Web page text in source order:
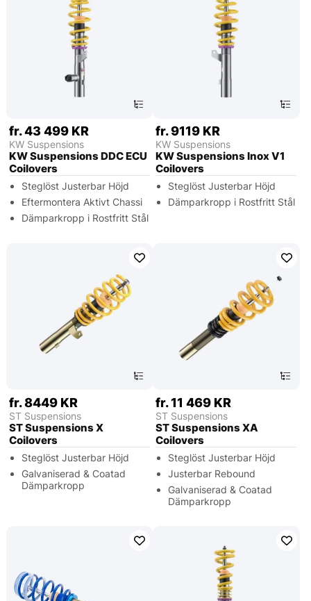
fr. 43 499 KR
KW Suspensions
KW Suspensions DDC ECU
Coilovers
Steglöst Justerbar Höjd
Eftermontera Aktivt Chassi
Dämparkropp i Rostfritt Stål
fr. 9119 KR
KW Suspensions
KW Suspensions Inox V1
Coilovers
Steglöst Justerbar Höjd
Dämparkropp i Rostfritt Stål
fr. 8449 KR
ST Suspensions
ST Suspensions X
Coilovers
Steglöst Justerbar Höjd
Galvaniserad & Coatad
Dämparkropp
fr. 11 469 KR
ST Suspensions
ST Suspensions XA
Coilovers
Steglöst Justerbar Höjd
Justerbar Rebound
Galvaniserad & Coatad
Dämparkropp